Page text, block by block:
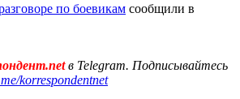
по боевикам сообщили в
в Telegram. Подписывайтесь
korrespondentnet